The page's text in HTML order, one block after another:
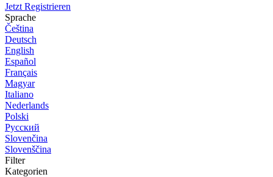
Jetzt Registrieren
Sprache
Čeština
Deutsch
English
Español
Français
Magyar
Italiano
Nederlands
Polski
Русский
Slovenčina
Slovenščina
Filter
Kategorien